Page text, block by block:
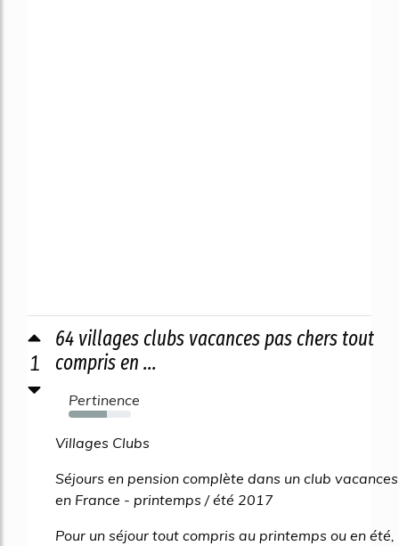
1
64 villages clubs vacances pas chers tout
compris en ...
Pertinence
62%
Villages Clubs
Séjours en pension complète dans un club vacances
en France - printemps / été 2017
Pour un séjour tout compris au printemps ou en été,